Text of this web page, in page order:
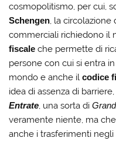
cosmopolitismo, per cui,
Schengen, la circolazione
commerciali richiedono il
fiscale che permette di
persone con cui si entra
mondo e anche ilcodice
idea di assenza di
Entrate, una sorta di
veramente niente, ma
anche i trasferimenti